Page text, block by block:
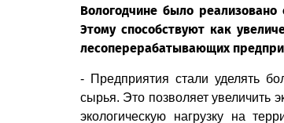
Вологодчине было реализовано
Этому способствуют как
лесоперерабатывающих
- Предприятия стали уделять
сырья. Это позволяет увеличить
экологическую нагрузку на